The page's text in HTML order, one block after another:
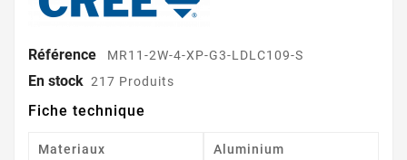
Référence MR11-2W-4-XP-G3-LDLC109-S
En stock 217 Produits
Fiche technique
Materiaux Aluminium